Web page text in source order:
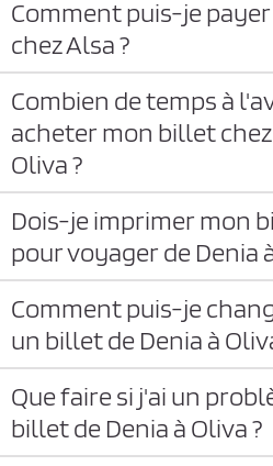
Comment puis-je
chez Alsa ?
Combien de temps à
acheter mon billet chez
Oliva ?
Dois-je imprimer mon
pour voyager de Denia
Comment puis-je
un billet de Denia à
Que faire si j'ai un
billet de Denia à Oliva ?